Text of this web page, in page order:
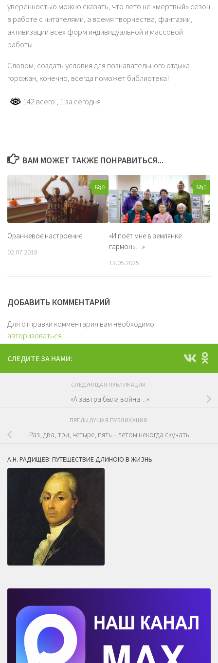
уверенностью можно сказать, что лето не «мертвый» сезон
в работе с читателями, а время творчества, фантазии,
активизации всех форм индивидуальной и массовой
работы.
Словом, создать условия для познавательного отдыха
горожан, конечно, всегда поможет библиотека!
142 всего , 1 за сегодня
ВАМ МОЖЕТ ТАКЖЕ ПОНРАВИТЬСЯ...
0
Оранжевое настроение
02.07.2018
0
«И поёт мне в землянке
гармонь…»
13.05.2025
ДОБАВИТЬ КОММЕНТАРИЙ
Для отправки комментария вам необходимо
авторизоваться
СЛЕДИТЕ ЗА НАМИ:
СЛЕДУЮЩАЯ ПУБЛИКАЦИЯ
«А завтра была война…»
ПРЕДЫДУЩАЯ ПУБЛИКАЦИЯ
Раз, два, три, четыре, пять – летом некогда скучать
А.Н. РАДИЩЕВ: ПУТЕШЕСТВИЕ ДЛИНОЮ В ЖИЗНЬ